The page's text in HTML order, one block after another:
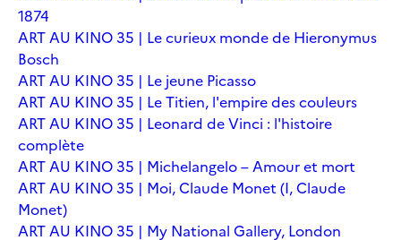
1874
ART AU KINO 35 | Le curieux monde de Hieronymus
Bosch
ART AU KINO 35 | Le jeune Picasso
ART AU KINO 35 | Le Titien, l'empire des couleurs
ART AU KINO 35 | Leonard de Vinci : l'histoire
complète
ART AU KINO 35 | Michelangelo – Amour et mort
ART AU KINO 35 | Moi, Claude Monet (I, Claude
Monet)
ART AU KINO 35 | My National Gallery, London